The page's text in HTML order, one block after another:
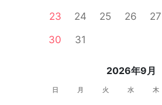
23
24 25 26 27
30
31
2026年9月
日 月 火 水 木